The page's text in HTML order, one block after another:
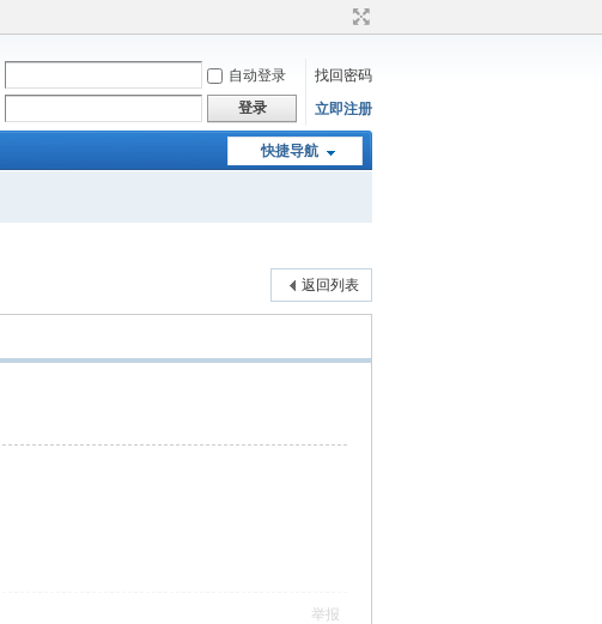
自动登录
找回密码
登录 立即注册
快捷导航
返回列表
举报